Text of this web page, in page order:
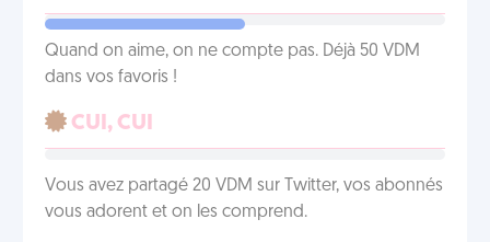
Quand on aime, on ne compte pas. Déjà 50 VDM
dans vos favoris !
CUI, CUI
Vous avez partagé 20 VDM sur Twitter, vos abonnés
vous adorent et on les comprend.